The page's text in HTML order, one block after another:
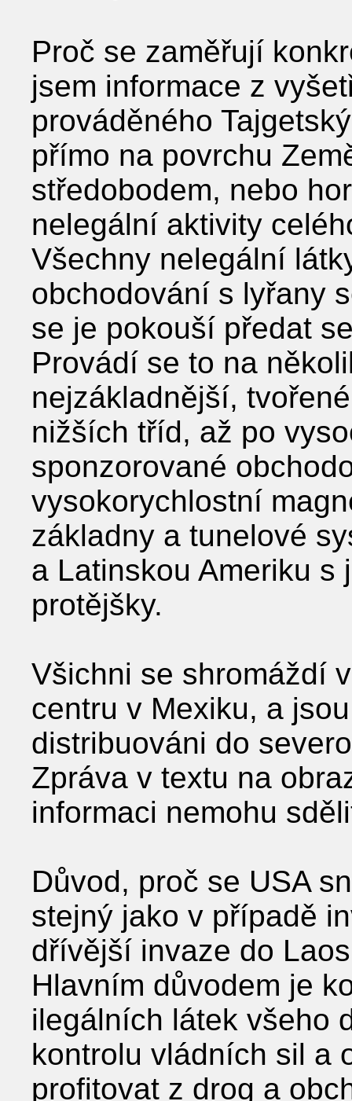
Proč se zaměřují
jsem informace z
prováděného
přímo na povrchu
středobodem, nebo
nelegální aktivity
Všechny nelegální
obchodování s lyřany
se je pokouší předat
Provádí se to na
nejzákladnější,
nižších tříd, až po
sponzorované
vysokorychlostní
základny a tunelové
a Latinskou Ameriku s
protějšky.
Všichni se shromáždí
centru v Mexiku, a
distribuováni do
Zpráva v textu na
informaci nemohu
Důvod, proč se USA
stejný jako v případě
dřívější invaze do
Hlavním důvodem je
ilegálních látek všeho
kontrolu vládních sil a
profitovat z drog a